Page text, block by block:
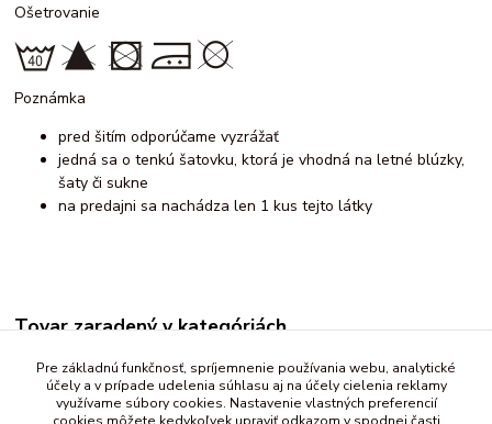
Ošetrovanie
Poznámka
pred šitím odporúčame vyzrážať
jedná sa o tenkú šatovku, ktorá je vhodná na letné blúzky,
šaty či sukne
na predajni sa nachádza len 1 kus tejto látky
Tovar zaradený v kategóriách
Šatovka, košelovina
s bavlnou
Pre základnú funkčnosť, spríjemnenie používania webu, analytické
účely a v prípade udelenia súhlasu aj na účely cielenia reklamy
využívame súbory cookies. Nastavenie vlastných preferencií